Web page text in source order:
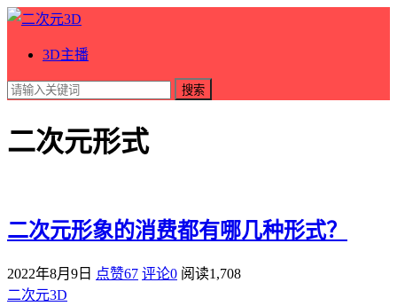
3D主播
搜索
二次元形式
二次元形象的消费都有哪几种形式？
2022年8月9日 点赞67 评论0 阅读1,708
二次元3D